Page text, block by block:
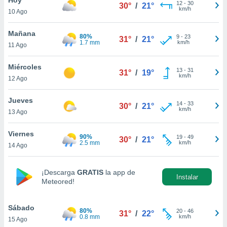
y
en
más
de
cookies
aceptar
10 Ago
30° / 21° 12- 30
km/h
Mañana
11 Ago
80%
1.7 mm
31° / 21° 9- 23
km/h
Miércoles
12 Ago
31° / 19° 13- 31
km/h
Jueves
13 Ago
30° / 21° 14- 33
km/h
Viernes
14 Ago
90%
2.5 mm
30° / 21° 19- 49
km/h
¡Descarga GRATIS la app de
Meteored!
Instalar
Sábado
15 Ago
80%
0.8 mm
31° / 22° 20- 46
km/h